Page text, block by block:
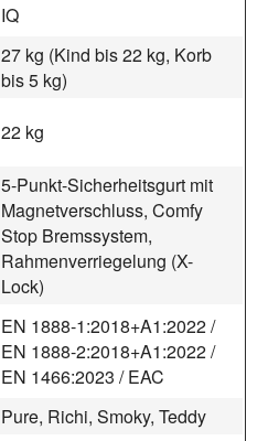
IQ
27 kg (Kind bis 22 kg, Korb
bis 5 kg)
22 kg
5-Punkt-Sicherheitsgurt mit
Magnetverschluss, Comfy
Stop Bremssystem,
Rahmenverriegelung (X-
Lock)
EN 1888-1:2018+A1:2022 /
EN 1888-2:2018+A1:2022 /
EN 1466:2023 / EAC
Pure, Richi, Smoky, Teddy